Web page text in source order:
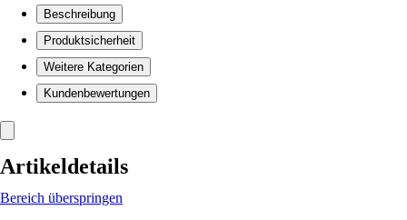
Beschreibung
Produktsicherheit
Weitere Kategorien
Kundenbewertungen
Artikeldetails
Bereich überspringen